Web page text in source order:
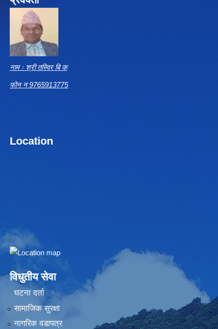
नाम ः श्री तस्विर बि क
फोन न 9765913775
Location
Embed Google Map
विधुतीय सेवा
घटना दर्ता
सामाजिक सुरक्षा
नागरिक वडापत्र